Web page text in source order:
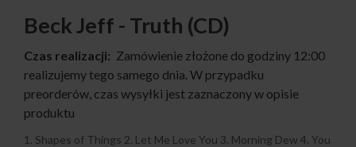
Beck Jeff - Truth (CD)
Czas realizacji: Zamówienie złożone do godziny 12:00
realizujemy tego samego dnia. W przypadku
preorderów, czas wysyłki jest zaznaczony w opisie
produktu
1. Shapes of Things 2. Let Me Love You 3. Morning Dew 4. You